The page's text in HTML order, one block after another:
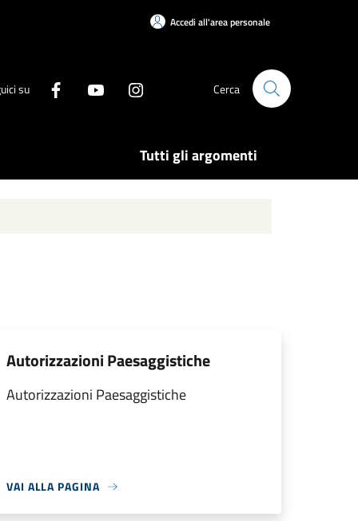
Accedi all'area personale
su Cerca
Tutti gli argomenti
Autorizzazioni Paesaggistiche
Autorizzazioni Paesaggistiche
VAI ALLA PAGINA